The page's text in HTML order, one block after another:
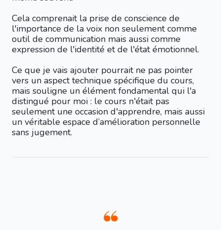
Cela comprenait la prise de conscience de
l'importance de la voix non seulement comme
outil de communication mais aussi comme
expression de l'identité et de l'état émotionnel.
Ce que je vais ajouter pourrait ne pas pointer
vers un aspect technique spécifique du cours,
mais souligne un élément fondamental qui l'a
distingué pour moi : le cours n'était pas
seulement une occasion d'apprendre, mais aussi
un véritable espace d’amélioration personnelle
sans jugement.